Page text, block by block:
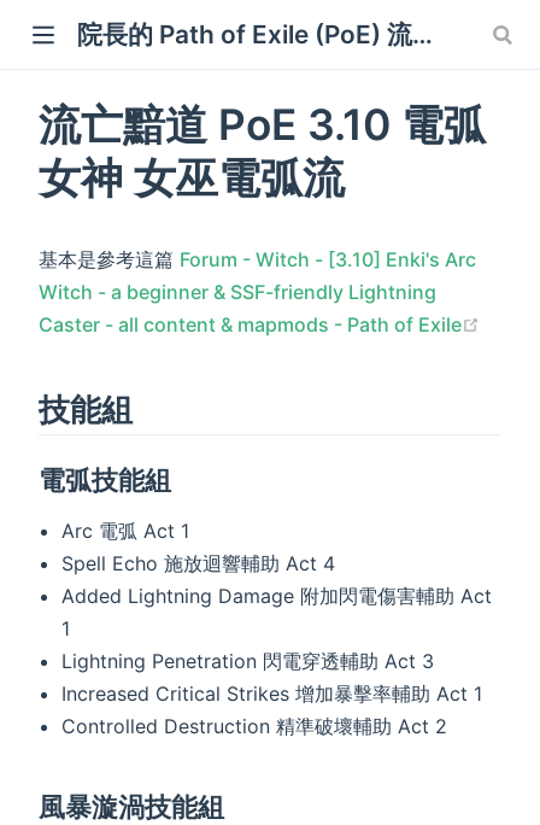
院長的 Path of Exile (PoE) 流亡黯道筆記本
流亡黯道 PoE 3.10 電弧
女神 女巫電弧流
基本是參考這篇 Forum - Witch - [3.10] Enki's Arc
Witch - a beginner & SSF-friendly Lightning
Caster - all content & mapmods - Path of Exile
技能組
電弧技能組
Arc 電弧 Act 1
Spell Echo 施放迴響輔助 Act 4
Added Lightning Damage 附加閃電傷害輔助 Act
1
Lightning Penetration 閃電穿透輔助 Act 3
Increased Critical Strikes 增加暴擊率輔助 Act 1
Controlled Destruction 精準破壞輔助 Act 2
風暴漩渦技能組